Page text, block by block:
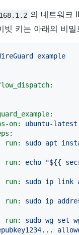
의 네트워크
빗 키는 아래의 비
example
on:
ubuntu-latest
run: sudo apt
run: echo "${{
run: sudo ip link
run: sudo ip
run: sudo wg set